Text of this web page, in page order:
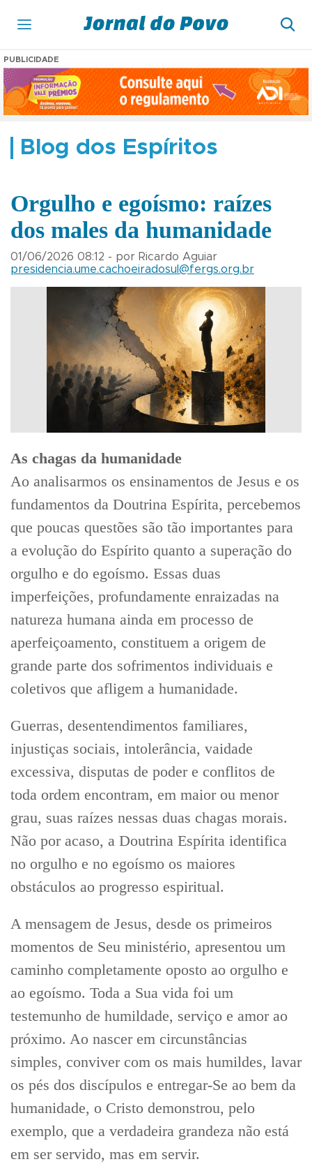
PUBLICIDADE
Blog dos Espíritos
Orgulho e egoísmo: raízes
dos males da humanidade
01/06/2026 08:12 - por Ricardo Aguiar
presidencia.ume.cachoeiradosul@fergs.org.br
As chagas da humanidade
Ao analisarmos os ensinamentos de Jesus e os
fundamentos da Doutrina Espírita, percebemos
que poucas questões são tão importantes para
a evolução do Espírito quanto a superação do
orgulho e do egoísmo. Essas duas
imperfeições, profundamente enraizadas na
natureza humana ainda em processo de
aperfeiçoamento, constituem a origem de
grande parte dos sofrimentos individuais e
coletivos que afligem a humanidade.
Guerras, desentendimentos familiares,
injustiças sociais, intolerância, vaidade
excessiva, disputas de poder e conflitos de
toda ordem encontram, em maior ou menor
grau, suas raízes nessas duas chagas morais.
Não por acaso, a Doutrina Espírita identifica
no orgulho e no egoísmo os maiores
obstáculos ao progresso espiritual.
A mensagem de Jesus, desde os primeiros
momentos de Seu ministério, apresentou um
caminho completamente oposto ao orgulho e
ao egoísmo. Toda a Sua vida foi um
testemunho de humildade, serviço e amor ao
próximo. Ao nascer em circunstâncias
simples, conviver com os mais humildes, lavar
os pés dos discípulos e entregar-Se ao bem da
humanidade, o Cristo demonstrou, pelo
exemplo, que a verdadeira grandeza não está
em ser servido, mas em servir.